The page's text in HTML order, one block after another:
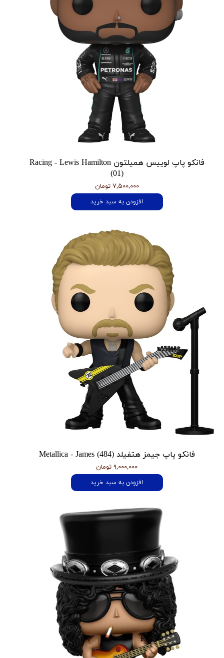
فانکو پاپ لوییس همیلتون Racing - Lewis Hamilton
(01)
۷,۵۰۰,۰۰۰ تومان
افزودن به سبد خرید
فانکو پاپ جیمز هتفیلد Metallica - James (484)
۹,۰۰۰,۰۰۰ تومان
افزودن به سبد خرید